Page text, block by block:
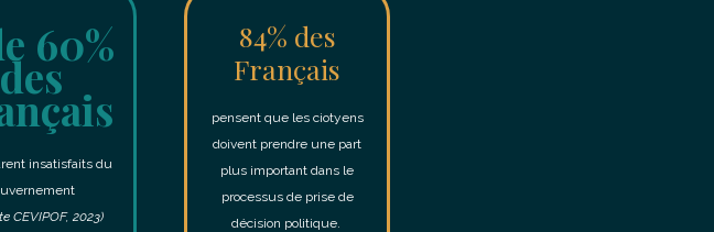
60%
des
insatisfaits du
CEVIPOF, 2023)
84% des
Français
pensent que les ciotyens
doivent prendre une part
plus important dans le
processus de prise de
décision politique.